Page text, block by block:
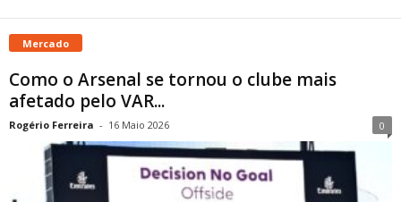
Mercado
Como o Arsenal se tornou o clube mais
afetado pelo VAR...
Rogério Ferreira - 16 Maio 2026 0